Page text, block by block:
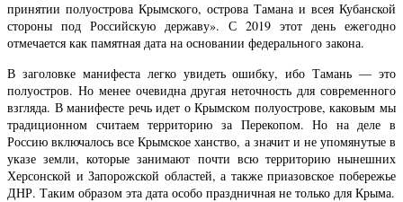
принятии полуострова Крымского, острова Тамана и всея Кубанской
стороны под Российскую державу». С 2019 этот день ежегодно
отмечается как памятная дата на основании федерального закона.
В заголовке манифеста легко увидеть ошибку, ибо Тамань — это
полуостров. Но менее очевидна другая неточность для современного
взгляда. В манифесте речь идет о Крымском полуострове, каковым мы
традиционном считаем территорию за Перекопом. Но на деле в
Россию включалось все Крымское ханство, а значит и не упомянутые в
указе земли, которые занимают почти всю территорию нынешних
Херсонской и Запорожской областей, а также приазовское побережье
ДНР. Таким образом эта дата особо праздничная не только для Крыма.